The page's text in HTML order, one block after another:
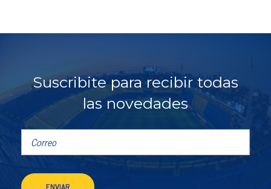
Suscribite para recibir todas
las novedades